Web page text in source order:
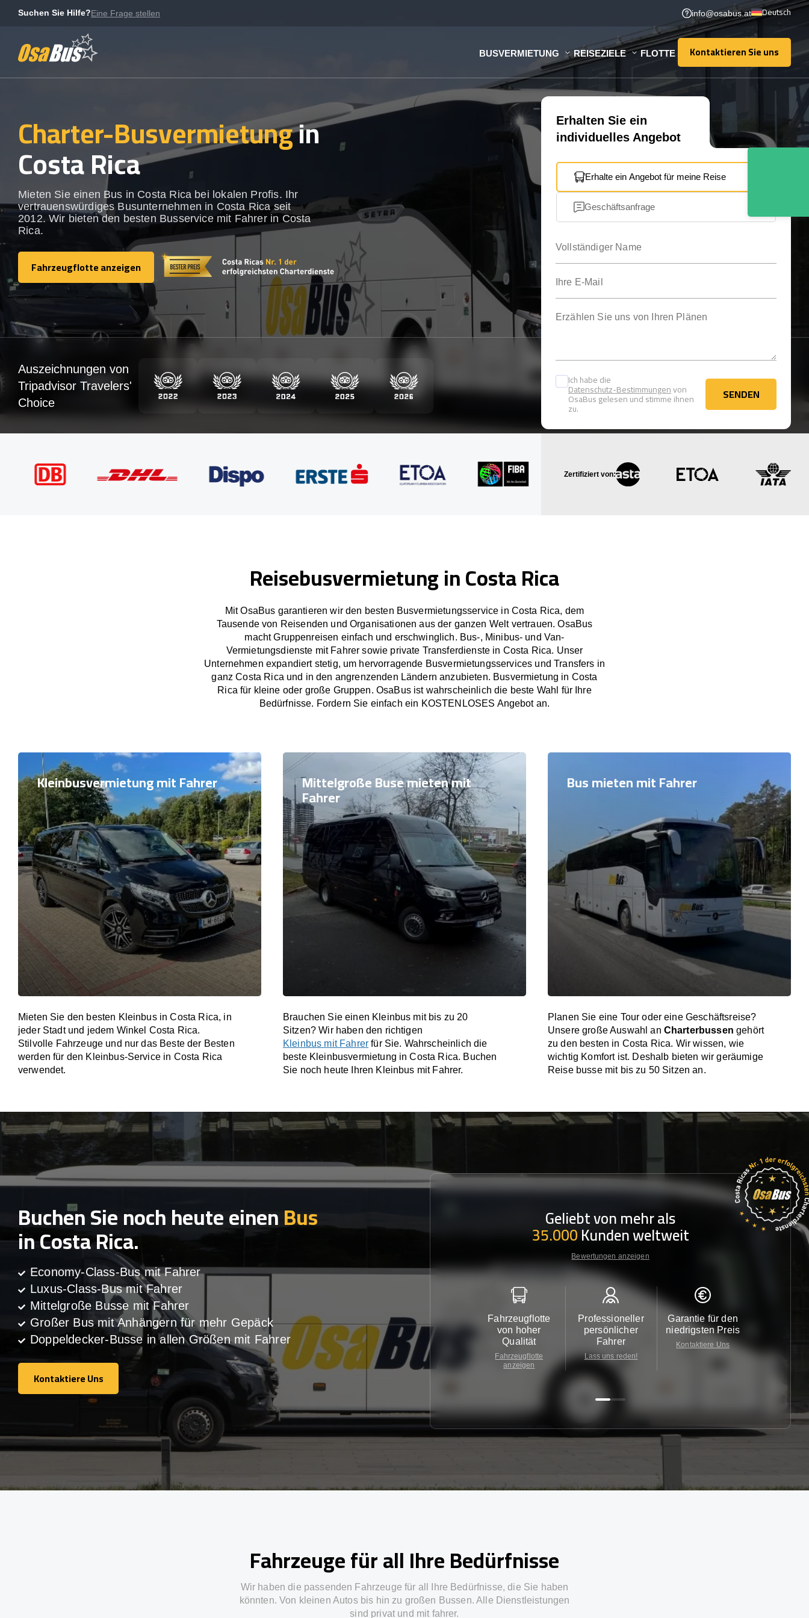
Suchen Sie Hilfe?Eine Frage stellen info@osabus.at Deutsch
BUSVERMIETUNG REISEZIELE FLOTTE Kontaktieren Sie uns
Kontaktieren Sie uns
Charter-Busvermietungin
Costa Rica
Mieten Sie einen Bus in Costa Rica bei lokalen Profis. Ihr
vertrauenswürdiges Busunternehmen in Costa Rica seit
2012. Wir bieten den besten Busservice mit Fahrer in Costa
Rica.
Fahrzeugflotte anzeigen
Fahrzeugflotte anzeigen
Erhalten Sie ein
individuelles Angebot
Erhalte ein Angebot für meine Reise
Geschäftsanfrage
Ich habe die
Datenschutz-Bestimmungenvon
OsaBus gelesen und stimme ihnen
zu.
SENDEN
SENDEN
Auszeichnungen von
Tripadvisor Travelers'
Choice
Zertifiziert von:
Reisebusvermietung in Costa Rica
Mit OsaBus garantieren wir den besten Busvermietungsservice in Costa Rica, dem
Tausende von Reisenden und Organisationen aus der ganzen Welt vertrauen. OsaBus
macht Gruppenreisen einfach und erschwinglich. Bus-, Minibus- und Van-
Vermietungsdienste mit Fahrer sowie private Transferdienste in Costa Rica. Unser
Unternehmen expandiert stetig, um hervorragende Busvermietungsservices und Transfers in
ganz Costa Rica und in den angrenzenden Ländern anzubieten. Busvermietung in Costa
Rica für kleine oder große Gruppen. OsaBus ist wahrscheinlich die beste Wahl für Ihre
Bedürfnisse. Fordern Sie einfach ein KOSTENLOSES Angebot an.
Kleinbusvermietung mit Fahrer
Mieten Sie den besten Kleinbus in Costa Rica, in
jeder Stadt und jedem Winkel Costa Rica.
Stilvolle Fahrzeuge und nur das Beste der Besten
werden für den Kleinbus-Service in Costa Rica
verwendet.
Mittelgroße Buse mieten mit
Fahrer
Brauchen Sie einen Kleinbus mit bis zu 20
Sitzen? Wir haben den richtigen
Kleinbus mit Fahrer für Sie. Wahrscheinlich die
beste Kleinbusvermietung in Costa Rica. Buchen
Sie noch heute Ihren Kleinbus mit Fahrer.
Bus mieten mit Fahrer
Planen Sie eine Tour oder eine Geschäftsreise?
Unsere große Auswahl an Charterbussen gehört
zu den besten in Costa Rica. Wir wissen, wie
wichtig Komfort ist. Deshalb bieten wir geräumige
Reise busse mit bis zu 50 Sitzen an.
Buchen Sie noch heute einenBus
in Costa Rica.
Economy-Class-Bus mit Fahrer
Luxus-Class-Bus mit Fahrer
Mittelgroße Busse mit Fahrer
Großer Bus mit Anhängern für mehr Gepäck
Doppeldecker-Busse in allen Größen mit Fahrer
Kontaktiere Uns
Kontaktiere Uns
Geliebt von mehr als
35.000Kunden weltweit
Bewertungen anzeigen
Fahrzeugflotte
von hoher
Qualität
Fahrzeugflotte
anzeigen
Professioneller
persönlicher
Fahrer
Lass uns reden!
Garantie für den
niedrigsten Preis
Kontaktiere Uns
Fahrzeuge für all Ihre Bedürfnisse
Wir haben die passenden Fahrzeuge für all Ihre Bedürfnisse, die Sie haben
könnten. Von kleinen Autos bis hin zu großen Bussen. Alle Dienstleistungen
sind privat und mit fahrer.